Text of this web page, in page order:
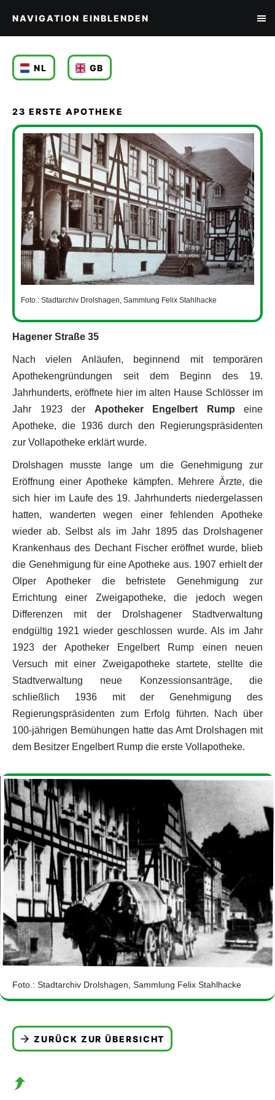
NAVIGATION EINBLENDEN
NL GB
23 ERSTE APOTHEKE
Foto.: Stadtarchiv Drolshagen, Sammlung Felix Stahlhacke
Hagener Straße 35
Nach vielen Anläufen, beginnend mit temporären
Apothekengründungen seit dem Beginn des 19.
Jahrhunderts, eröffnete hier im alten Hause Schlösser im
Jahr 1923 der Apotheker Engelbert Rump eine
Apotheke, die 1936 durch den Regierungspräsidenten
zur Vollapotheke erklärt wurde.
Drolshagen musste lange um die Genehmigung zur
Eröffnung einer Apotheke kämpfen. Mehrere Ärzte, die
sich hier im Laufe des 19. Jahrhunderts niedergelassen
hatten, wanderten wegen einer fehlenden Apotheke
wieder ab. Selbst als im Jahr 1895 das Drolshagener
Krankenhaus des Dechant Fischer eröffnet wurde, blieb
die Genehmigung für eine Apotheke aus. 1907 erhielt der
Olper Apotheker die befristete Genehmigung zur
Errichtung einer Zweigapotheke, die jedoch wegen
Differenzen mit der Drolshagener Stadtverwaltung
endgültig 1921 wieder geschlossen wurde. Als im Jahr
1923 der Apotheker Engelbert Rump einen neuen
Versuch mit einer Zweigapotheke startete, stellte die
Stadtverwaltung neue Konzessionsanträge, die
schließlich 1936 mit der Genehmigung des
Regierungspräsidenten zum Erfolg führten. Nach über
100-jährigen Bemühungen hatte das Amt Drolshagen mit
dem Besitzer Engelbert Rump die erste Vollapotheke.
Foto.: Stadtarchiv Drolshagen, Sammlung Felix Stahlhacke
ZURÜCK ZUR ÜBERSICHT